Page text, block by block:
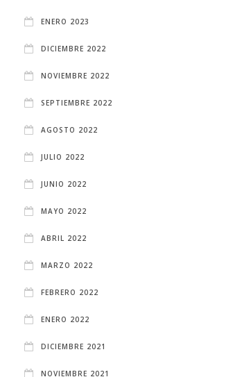
ENERO 2023
DICIEMBRE 2022
NOVIEMBRE 2022
SEPTIEMBRE 2022
AGOSTO 2022
JULIO 2022
JUNIO 2022
MAYO 2022
ABRIL 2022
MARZO 2022
FEBRERO 2022
ENERO 2022
DICIEMBRE 2021
NOVIEMBRE 2021